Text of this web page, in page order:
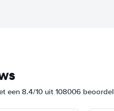
een 8.4/10 uit 108006